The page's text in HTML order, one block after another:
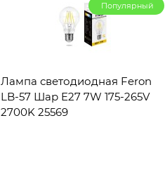
Популярный
Лампа светодиодная Feron
LB-57 Шар E27 7W 175-265V
2700K 25569